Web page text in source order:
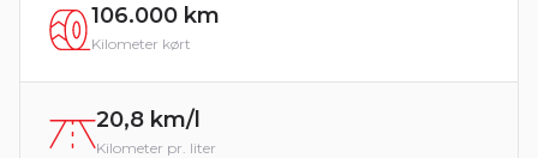
106.000 km
Kilometer kørt
20,8 km/l
Kilometer pr. liter